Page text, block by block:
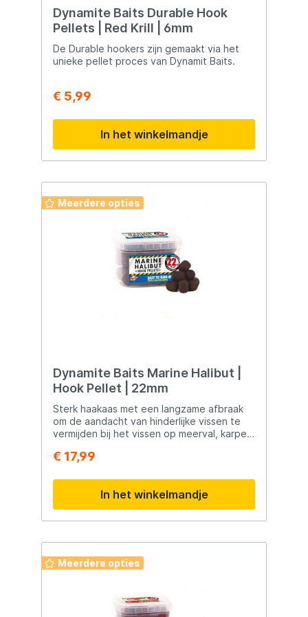
pellets — een perfecte camouflage. De Hi-
Attract Pellets zijn 6 mm in diameter en
worden geleverd in een handige
verpakking van 1 kg. Een slimme keuze voor
elke visser die op zoek is naar doeltreffend
Dynamite Baits Durable Hook
Pellets | Red Krill | 6mm
De Durable hookers zijn gemaakt via het
unieke pellet proces van Dynamit Baits.
€ 5,99
In het winkelmandje
Meerdere opties
Dynamite Baits Marine Halibut |
Hook Pellet | 22mm
Sterk haakaas met een langzame afbraak
om de aandacht van hinderlijke vissen te
vermijden bij het vissen op meerval, karpers
er een boiliernaald doorheen te steken
worden.
€ 17,99
In het winkelmandje
Meerdere opties